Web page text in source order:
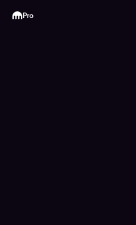
Kraken
Pro